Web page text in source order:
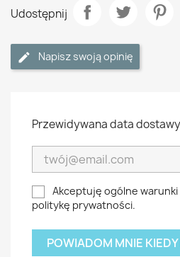
Udostępnij
Napisz swoją opinię
Przewidywana data
Akceptuję ogólne
politykę prywatności.
POWIADOM MNIE